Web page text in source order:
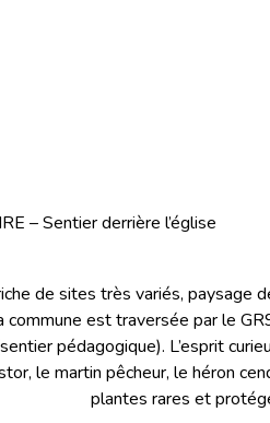
– Sentier derrière l’église
de sites très variés, paysage
est traversée par le
pédagogique). L’esprit
le martin pêcheur, le héron
plantes rares et